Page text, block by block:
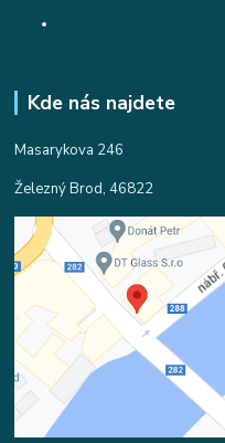
Kde nás najdete
Masarykova 246
Železný Brod, 46822